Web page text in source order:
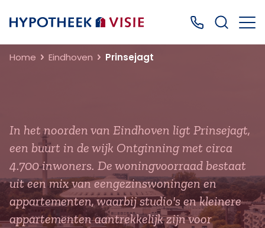
Terug naar home Bel ons: 0499
Home Eindhoven Prinsejagt
In het noorden van Eindhoven ligt Prinsejagt,
een buurt in de wijk Ontginning met circa
4.700 inwoners. De woningvoorraad bestaat
uit een mix van eengezinswoningen en
appartementen, waarbij studio's en kleinere
appartementen aantrekkelijk zijn voor